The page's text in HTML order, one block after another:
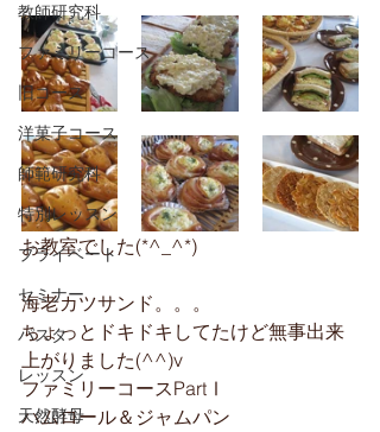
教師研究科
ファミリーコース
旧コース
洋菓子コース
師範研究科
特別レッスン
プライベート
セミナー
パスタ
レッスン
天然酵母
お教室でした(*^_^*)
海老カツサンド。。。
ちょっとドキドキしてたけど無事出来
上がりました(^^)v
ファミリーコースPartⅠ
ハムロール＆ジャムパン